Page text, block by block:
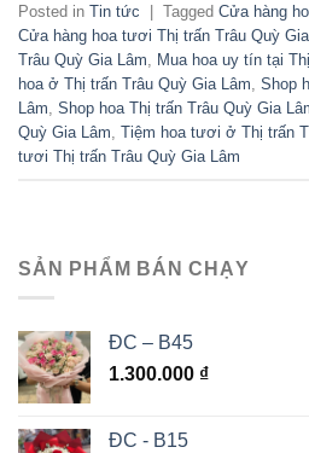
Posted in Tin tức Tagged Cửa hàng
Cửa hàng hoa tươi Thị trấn Trâu Quỳ
Trâu Quỳ Gia Lâm
Mua hoa uy tín tại
hoa ở Thị trấn Trâu Quỳ Gia Lâm Shop
Lâm Shop hoa Thị trấn Trâu Quỳ Gia
Quỳ Gia Lâm Tiệm hoa tươi ở Thị trấn
tươi Thị trấn Trâu Quỳ Gia Lâm
SẢN PHẨM BÁN CHẠY
ĐC – B45
1.300.000 ₫
ĐC - B15